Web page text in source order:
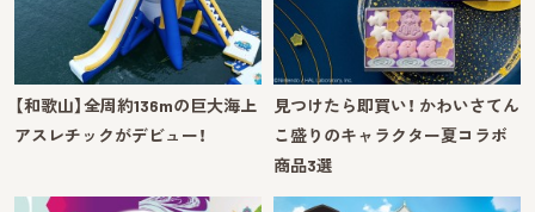
【和歌山】全周約136mの巨大海上
アスレチックがデビュー！
見つけたら即買い！ かわいさてん
こ盛りのキャラクター夏コラボ
商品3選